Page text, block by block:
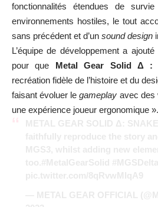
fonctionnalités étendues de
environnements hostiles, le tout
sans précédent et d’un sound design
L’équipe de développement a
pour que Metal Gear Solid Δ :
recréation fidèle de l’histoire et du
faisant évoluer legameplay avec des
une expérience joueur ergonomique ».